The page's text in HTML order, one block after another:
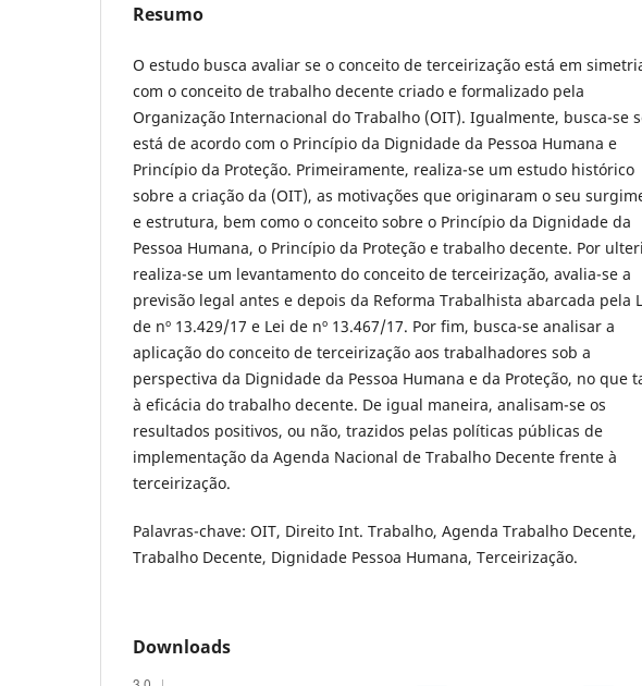
Resumo
O estudo busca avaliar se o conceito de terceirização está em
com o conceito de trabalho decente criado e formalizado pela
Organização Internacional do Trabalho (OIT). Igualmente, busca-se
está de acordo com o Princípio da Dignidade da Pessoa Humana e
Princípio da Proteção. Primeiramente, realiza-se um estudo histórico
sobre a criação da (OIT), as motivações que originaram o seu
e estrutura, bem como o conceito sobre o Princípio da Dignidade da
Pessoa Humana, o Princípio da Proteção e trabalho decente. Por
realiza-se um levantamento do conceito de terceirização, avalia-se a
previsão legal antes e depois da Reforma Trabalhista abarcada pela
de nº 13.429/17 e Lei de nº 13.467/17. Por fim, busca-se analisar a
aplicação do conceito de terceirização aos trabalhadores sob a
perspectiva da Dignidade da Pessoa Humana e da Proteção, no que
à eficácia do trabalho decente. De igual maneira, analisam-se os
resultados positivos, ou não, trazidos pelas políticas públicas de
implementação da Agenda Nacional de Trabalho Decente frente à
terceirização.
Palavras-chave: OIT, Direito Int. Trabalho, Agenda Trabalho Decente,
Trabalho Decente, Dignidade Pessoa Humana, Terceirização.
Downloads